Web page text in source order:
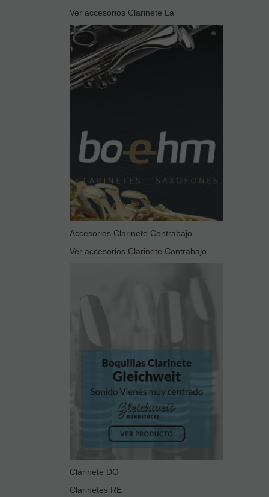
Ver accesorios Clarinete La
Accesorios Clarinete Contrabajo
Ver accesorios Clarinete Contrabajo
Clarinete DO
Clarinetes RE